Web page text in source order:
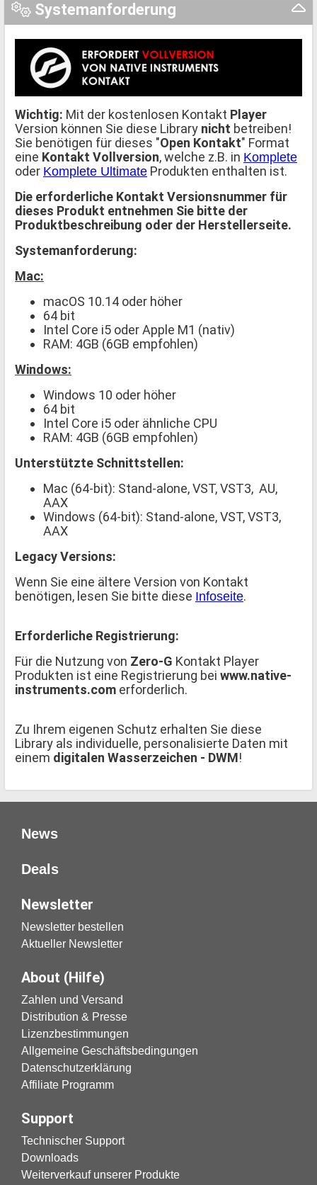
Systemanforderung
Wichtig: Mit der kostenlosen Kontakt Player
Version können Sie diese Library nicht betreiben!
Sie benötigen für dieses "Open Kontakt" Format
eine Kontakt Vollversion, welche z.B. in Komplete
oder Komplete Ultimate Produkten enthalten ist.
Die erforderliche Kontakt Versionsnummer für
dieses Produkt entnehmen Sie bitte der
Produktbeschreibung oder der Herstellerseite.
Systemanforderung:
Mac:
macOS 10.14 oder höher
64 bit
Intel Core i5 oder Apple M1 (nativ)
RAM: 4GB (6GB empfohlen)
Windows:
Windows 10 oder höher
64 bit
Intel Core i5 oder ähnliche CPU
RAM: 4GB (6GB empfohlen)
Unterstützte Schnittstellen:
Mac (64-bit): Stand-alone, VST, VST3, AU,
AAX
Windows (64-bit): Stand-alone, VST, VST3,
AAX
Legacy Versions:
Wenn Sie eine ältere Version von Kontakt
benötigen, lesen Sie bitte diese Infoseite.
Erforderliche Registrierung:
Für die Nutzung von Zero-G Kontakt Player
Produkten ist eine Registrierung bei www.native-
instruments.com erforderlich.
Zu Ihrem eigenen Schutz erhalten Sie diese
Library als individuelle, personalisierte Daten mit
einem digitalen Wasserzeichen - DWM!
News
Deals
Newsletter
Newsletter bestellen
Aktueller Newsletter
About (Hilfe)
Zahlen und Versand
Distribution & Presse
Lizenzbestimmungen
Allgemeine Geschäftsbedingungen
Datenschutzerklärung
Affiliate Programm
Support
Technischer Support
Downloads
Weiterverkauf unserer Produkte